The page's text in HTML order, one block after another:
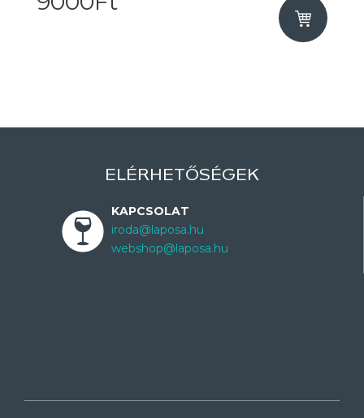
ELÉRHETŐSÉGEK
KAPCSOLAT
iroda@laposa.hu
webshop@laposa.hu